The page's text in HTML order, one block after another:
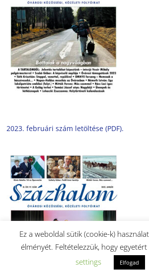
2023. februári szám letöltése (PDF).
Ez a weboldal sütik (cookie-k)
élményét. Feltételezzük, hogy egyetért
settings
Elfogad